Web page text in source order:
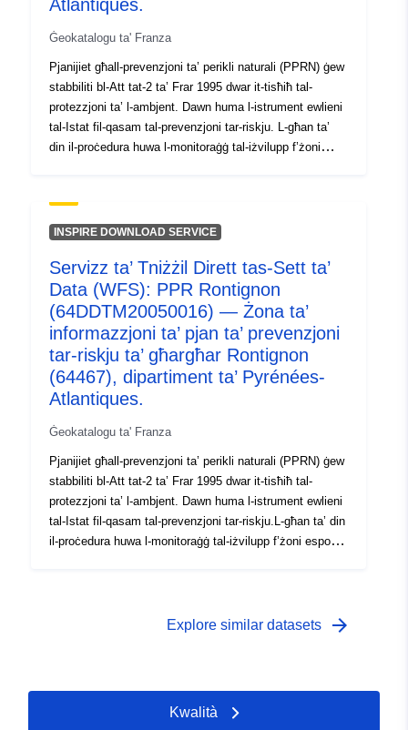
pont,...) jew billi żżid informazzjoni utli mal-fehim
ġenerali tal-PRN (eż. markaturi tal-għargħar, direzzjoni
Atlantiques.
Ġeokatalogu ta' Franza
Pjanijiet għall-prevenzjoni ta’ perikli naturali (PPRN) ġew
stabbiliti bl-Att tat-2 ta’ Frar 1995 dwar it-tisħiħ tal-
protezzjoni ta’ l-ambjent. Dawn huma l-istrument ewlieni
tal-Istat fil-qasam tal-prevenzjoni tar-riskju. L-għan ta’
din il-proċedura huwa l-monitoraġġ tal-iżvilupp f’żoni
territorji (DDT). Dawn il-pjanijiet jirregolaw l-użu jew l-użu
tal-art permezz ta’ projbizzjonijiet fuq il-kostruzzjoni jew
kostruttivi, xogħol ta’ tnaqqis tal-vulnerabbiltà,
restrizzjonijiet fuq l-użu jew prattiki agrikoli, eċċ.). Dawn
il-pjanijiet jistgħu jkunu qed jiġu żviluppati (preskritti),
implimentati minn qabel jew approvati. L-informazzjoni
esperta tgħin biex titfa’ dawl fuq l-għarfien espert
imwettaq fil-qafas tal-PRN billi tispeċifika punti
partikolari (żona ta’ frammentazzjoni, ostaklu bħal
pont,...) jew billi żżid informazzjoni utli mal-fehim
ġenerali tal-PRN (eż. markaturi tal-għargħar, direzzjoni
INSPIRE DOWNLOAD SERVICE
Servizz ta’ Tniżżil Dirett tas-Sett ta’
Data (WFS): PPR Rontignon
(64DDTM20050016) — Żona ta’
informazzjoni ta’ pjan ta’ prevenzjoni
tar-riskju ta’ għargħar Rontignon
(64467), dipartiment ta’ Pyrénées-
Atlantiques.
Ġeokatalogu ta' Franza
Pjanijiet għall-prevenzjoni ta’ perikli naturali (PPRN) ġew
stabbiliti bl-Att tat-2 ta’ Frar 1995 dwar it-tisħiħ tal-
protezzjoni ta’ l-ambjent. Dawn huma l-istrument ewlieni
tal-Istat fil-qasam tal-prevenzjoni tar-riskju.L-għan ta’ din
il-proċedura huwa l-monitoraġġ tal-iżvilupp f’żoni esposti
tal-art permezz ta’ projbizzjonijiet fuq il-kostruzzjoni jew
implimentati minn qabel jew approvati. L-informazzjoni
Explore similar datasets arrow_forward
Kwalità